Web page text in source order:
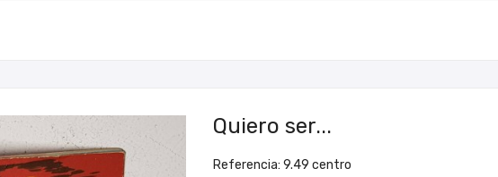
Quiero ser...
Referencia: 9.49 centro